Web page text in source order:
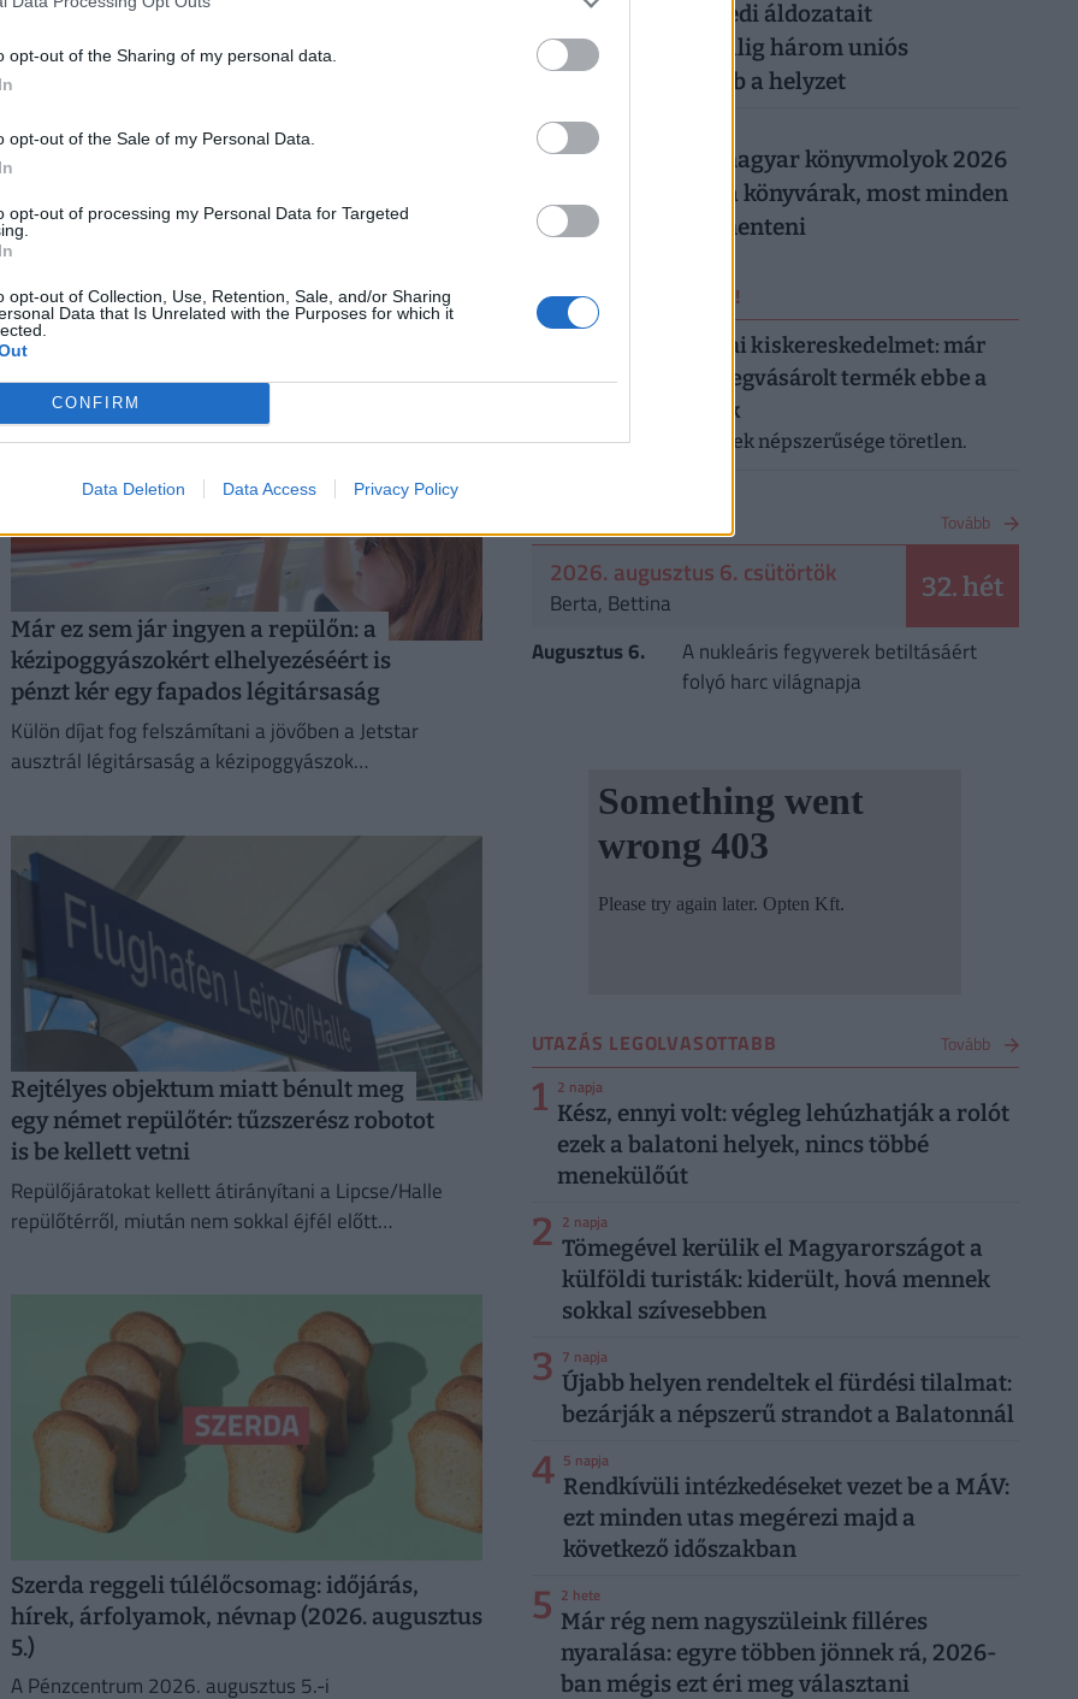
opt-out of the Sharing of my personal data.
opt-out of the Sale of my Personal Data.
opt-out of processing my Personal Data for Targeted
opt-out of Collection, Use, Retention, Sale, and/or Sharing
Data that Is Unrelated with the Purposes for which it
CONFIRM
Data Deletion Data Access Privacy Policy
szabályok és új korlátok
Már ez sem jár ingyen a repülőn: a
kézipoggyászokért elhelyezéséért is
pénzt kér egy fapados légitársaság
Külön díjat fog felszámítani a jövőben a Jetstar
ausztrál légitársaság a kézipoggyászok
Rejtélyes objektum miatt bénult meg
egy német repülőtér: tűzszerész robotot
is be kellett vetni
Repülőjáratokat kellett átirányítani a Lipcse/Halle
repülőtérről, miután nem sokkal éjfél előtt
Szerda reggeli túlélőcsomag: időjárás,
hírek, árfolyamok, névnap (2026. augusztus
5.)
A Pénzcentrum 2026. augusztus 5.-i
Csendes gyilkos szedi áldozatait
Magyarországon: alig három uniós
országban rosszabb a helyzet
2026. augusztus 5.
Így trükköznek a magyar könyvmolyok 2026
nyarán: elszálltak a könyvárak, most minden
forintot meg kell menteni
ERRŐL NE MARADJ LE!
Letarolták az európai kiskereskedelmet: már
minden második megvásárolt termék ebbe a
kategóriába tartozik
A saját márkás termékek népszerűsége töretlen.
Tovább
2026. augusztus 6. csütörtök
Berta, Bettina 32. hét
Augusztus 6.
A nukleáris fegyverek betiltásáért
folyó harc világnapja
UTAZÁS LEGOLVASOTTABB Tovább
1 2 napja
Kész, ennyi volt: végleg lehúzhatják a rolót
ezek a balatoni helyek, nincs többé
menekülőút
2 2 napja
Tömegével kerülik el Magyarországot a
külföldi turisták: kiderült, hová mennek
sokkal szívesebben
3 7 napja
Újabb helyen rendeltek el fürdési tilalmat:
bezárják a népszerű strandot a Balatonnál
4 5 napja
Rendkívüli intézkedéseket vezet be a MÁV:
ezt minden utas megérezi majd a
következő időszakban
5 2 hete
Már rég nem nagyszüleink filléres
nyaralása: egyre többen jönnek rá, 2026-
ban mégis ezt éri meg választani